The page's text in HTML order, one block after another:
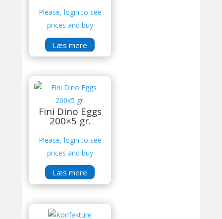
Please, login to see
prices and buy
Læs mere
Fini Dino Eggs
200×5 gr.
Please, login to see
prices and buy
Læs mere